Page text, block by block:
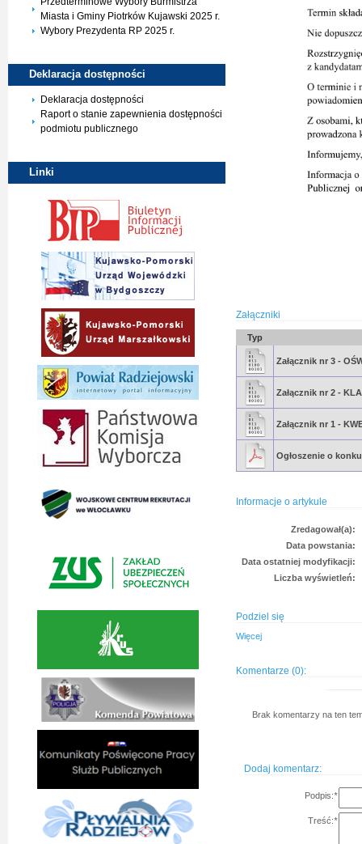
Miasta i Gminy Piotrków Kujawski 2025 r.
Wybory Prezydenta RP 2025 r.
Deklaracja dostępności
Deklaracja dostępności
Raport o stanie zapewnienia dostępności
podmiotu publicznego
Linki
Załączniki
Typ
Załącznik nr 3 -
Załącznik nr 2 -
Załącznik nr 1 -
Ogłoszenie o
Informacje o artykule
Zredagował(a):
Data powstania:
Data ostatniej modyfikacji:
Liczba wyświetleń:
Podziel się
Więcej
Komentarze (0):
Brak komentarzy na ten
Dodaj komentarz:
Podpis:*
Treść:*